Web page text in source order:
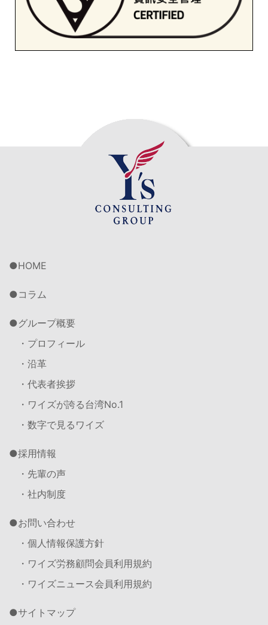
HOME
コラム
グループ概要
・プロフィール
・沿革
・代表者挨拶
・ワイズが誇る台湾No.1
・数字で見るワイズ
採用情報
・先輩の声
・社内制度
お問い合わせ
・個人情報保護方針
・ワイズ労務顧問会員利用規約
・ワイズニュース会員利用規約
サイトマップ